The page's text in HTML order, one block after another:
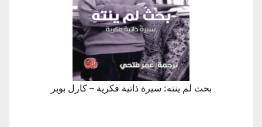
بحث لم ينته: سيرة ذاتية فكرية – كارل بوبر